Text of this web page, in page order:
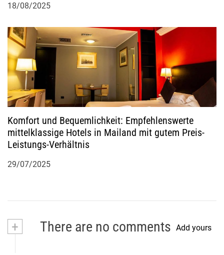
18/08/2025
Komfort und Bequemlichkeit: Empfehlenswerte
mittelklassige Hotels in Mailand mit gutem Preis-
Leistungs-Verhältnis
29/07/2025
+ There are no comments Add yours